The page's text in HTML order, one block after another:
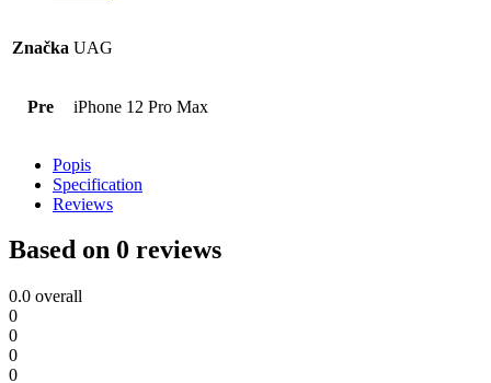
Značka UAG
Pre iPhone 12 Pro Max
Popis
Specification
Reviews
Based on 0 reviews
0.0 overall
0
0
0
0